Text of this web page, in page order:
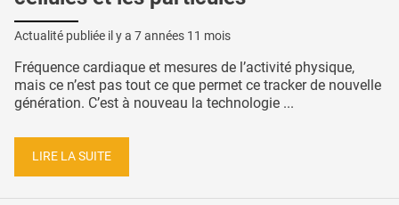
Actualité publiée il y a 7 années 11 mois
Fréquence cardiaque et mesures de l’activité physique,
mais ce n’est pas tout ce que permet ce tracker de nouvelle
génération. C’est à nouveau la technologie ...
LIRE LA SUITE